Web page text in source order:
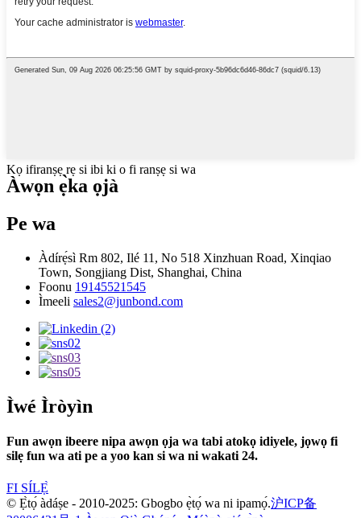
Kọ ifiranṣẹ rẹ si ibi ki o fi ranṣẹ si wa
Àwọn ẹ̀ka ọjà
Pe wa
Àdírẹ́sì Rm 802, Ilé 11, No 518 Xinzhuan Road, Xinqiao
Town, Songjiang Dist, Shanghai, China
Foonu 19145521545
Ìmeeli sales2@junbond.com
Ìwé Ìròyìn
Fun awọn ibeere nipa awọn ọja wa tabi atokọ idiyele, jọwọ fi
silẹ fun wa ati pe a yoo kan si wa ni wakati 24.
FI SÍLẸ̀
© Ẹ̀tọ́ àdáṣe - 2010-2025: Gbogbo ẹ̀tọ́ wa ni ipamọ́.沪ICP备